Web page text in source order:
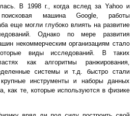
В 1998 г., когда вслед за Yahoo и
машина Google, работы
еще могли глубоко влиять на развитие
Однако по мере развития
некоммерческим организациям стало
виды исследований. В таких
как алгоритмы ранжирования,
системы и т.д. быстро стали
инструменты и наборы данных
как те, которые используются в физике